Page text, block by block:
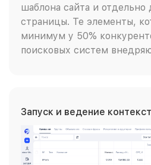
шаблона сайта и
страницы. Те элементы,
минимум у 50%
поисковых систем
Запуск и ведение